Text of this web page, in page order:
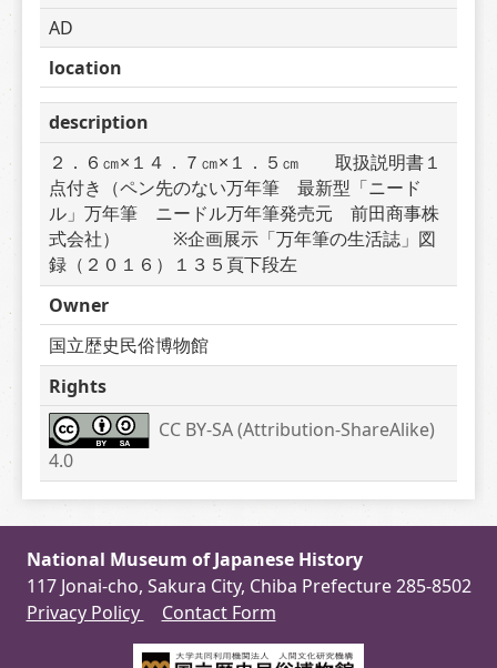
AD
location
description
２．６㎝×１４．７㎝×１．５㎝　　取扱説明書１
点付き（ペン先のない万年筆　最新型「ニード
ル」万年筆　ニードル万年筆発売元　前田商事株
式会社）　　　※企画展示「万年筆の生活誌」図
録（２０１６）１３５頁下段左
Owner
国立歴史民俗博物館
Rights
CC BY-SA (Attribution-ShareAlike)
4.0
National Museum of Japanese History
117 Jonai-cho, Sakura City, Chiba Prefecture 285-8502
Privacy Policy
Contact Form